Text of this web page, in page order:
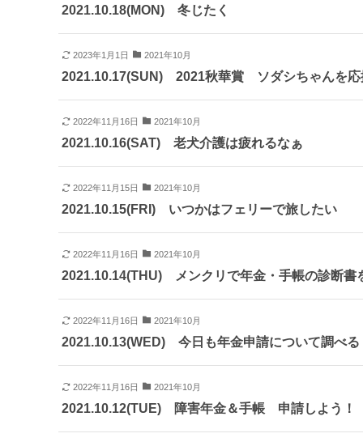
2021.10.18(MON) 冬じたく
2023年1月1日 2021年10月
2021.10.17(SUN) 2021秋華賞 ソダシちゃんを応
2022年11月16日 2021年10月
2021.10.16(SAT) 老犬介護は疲れるなぁ
2022年11月15日 2021年10月
2021.10.15(FRI) いつかはフェリーで旅したい
2022年11月16日 2021年10月
2021.10.14(THU) メンクリで年金・手帳の診断書
2022年11月16日 2021年10月
2021.10.13(WED) 今日も年金申請について調べる
2022年11月16日 2021年10月
2021.10.12(TUE) 障害年金＆手帳 申請しよう！